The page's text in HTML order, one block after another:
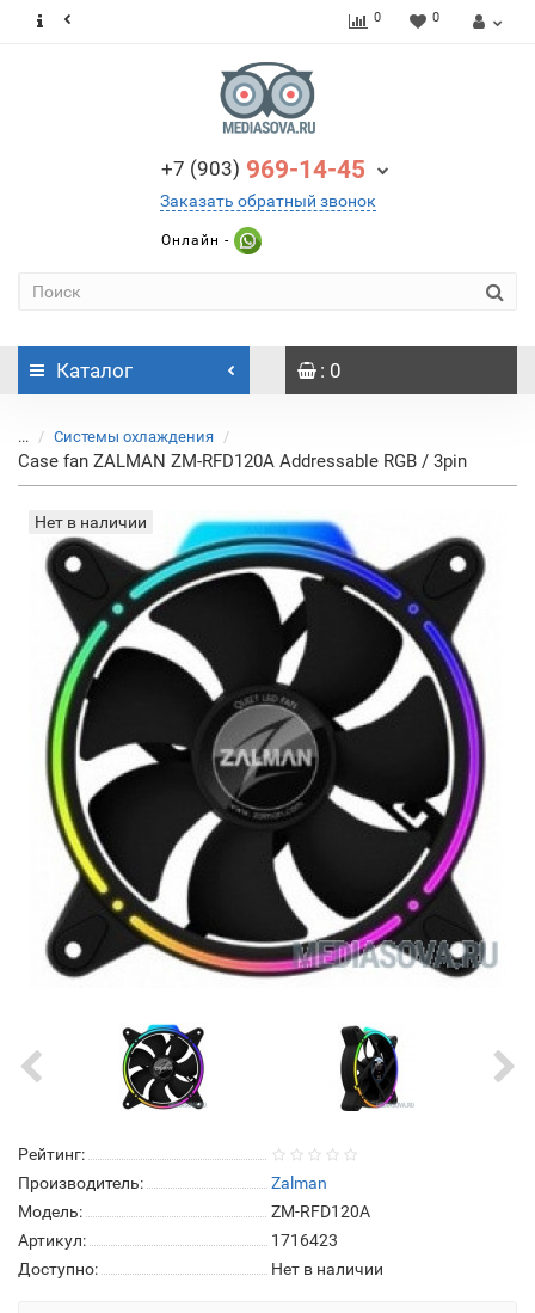
0 0
+7 (903) 969-14-45
Заказать обратный звонок
Онлайн -
Каталог : 0
... Системы охлаждения
Case fan ZALMAN ZM-RFD120A Addressable RGB / 3pin
Нет в наличии
Рейтинг:
Производитель:
Zalman
Модель:
ZM-RFD120A
Артикул:
1716423
Доступно:
Нет в наличии